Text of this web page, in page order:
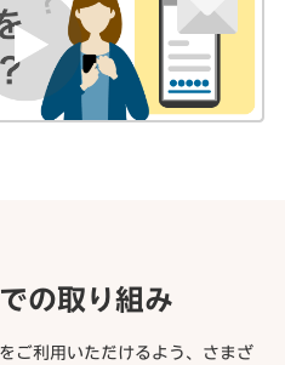
の取り組み
ご利用いただけるよう、さまざ